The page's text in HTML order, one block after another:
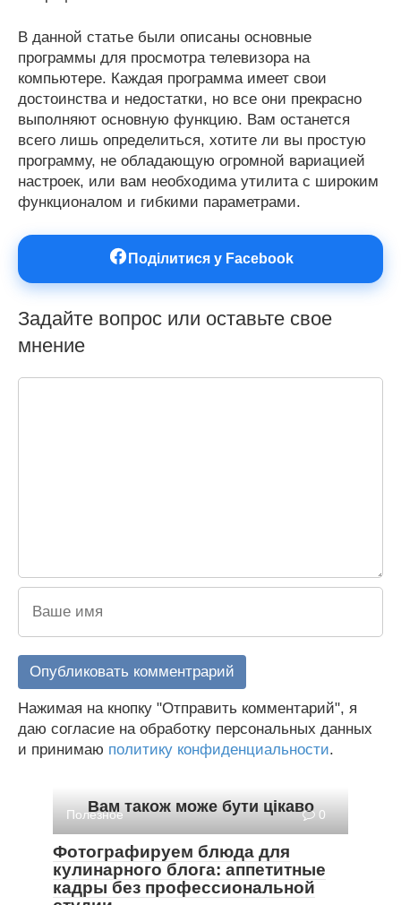
В данной статье были описаны основные
программы для просмотра телевизора на
компьютере. Каждая программа имеет свои
достоинства и недостатки, но все они прекрасно
выполняют основную функцию. Вам останется
всего лишь определиться, хотите ли вы простую
программу, не обладающую огромной вариацией
настроек, или вам необходима утилита с широким
функционалом и гибкими параметрами.
Поділитися у Facebook
Задайте вопрос или оставьте свое
мнение
Нажимая на кнопку "Отправить комментарий", я
даю согласие на обработку персональных данных
и принимаю политику конфиденциальности.
Вам також може бути цікаво
Полезное 0
Фотографируем блюда для
кулинарного блога: аппетитные
кадры без профессиональной